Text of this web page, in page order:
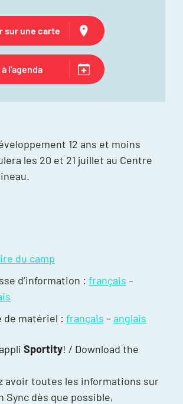
12 ans et moins
les 20 et 21 juillet au Centre
du camp
d’information : français –
de matériel : français –anglais
Sportity! / Download the
avoir toutes les informations sur
Sync dès que possible,
sur une carte
l'agenda